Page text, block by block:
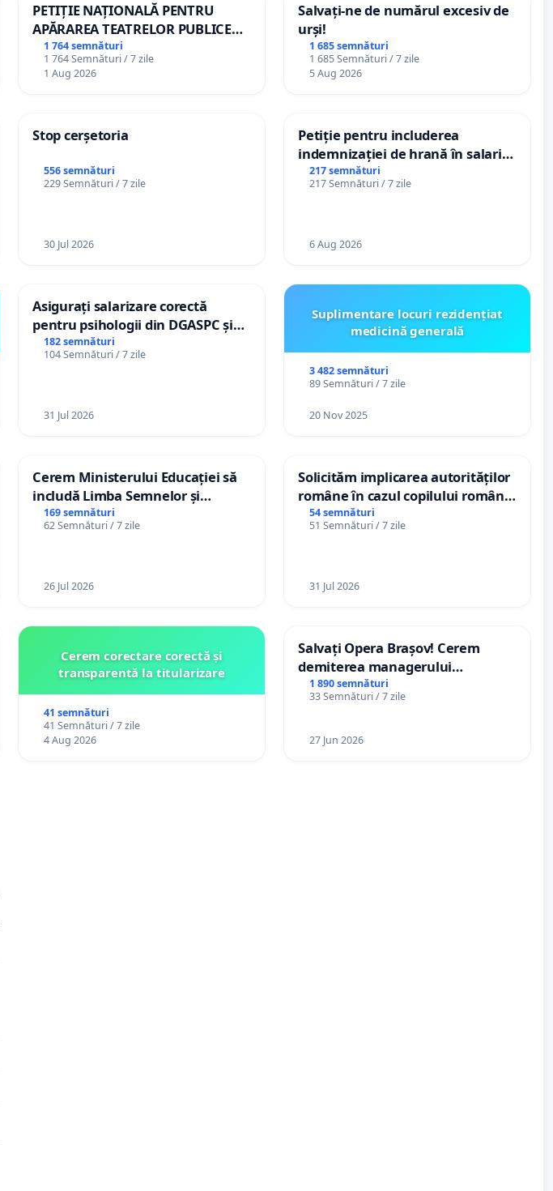
PETIȚIE NAȚIONALĂ PENTRU
APĂRAREA TEATRELOR PUBLICE
DE REPERTORIU DIN ROMÂNIA
1 764 semnături
1 764 Semnături / 7 zile
1 Aug 2026
Salvați-ne de numărul excesiv de
urși!
1 685 semnături
1 685 Semnături / 7 zile
5 Aug 2026
Stop cerșetoria
556 semnături
229 Semnături / 7 zile
30 Jul 2026
Petiție pentru includerea
indemnizației de hrană în salariul
de bază și protejarea gradațiilor
de vechime pentru asistenții
217 semnături
217 Semnături / 7 zile
6 Aug 2026
Asigurați salarizare corectă
pentru psihologii din DGASPC și
spitale
182 semnături
104 Semnături / 7 zile
31 Jul 2026
Suplimentare locuri rezidențiat
medicină generală
3 482 semnături
89 Semnături / 7 zile
20 Nov 2025
Cerem Ministerului Educației să
includă Limba Semnelor și
alfabetul Braille în școlile din
Republica Moldova!
169 semnături
62 Semnături / 7 zile
26 Jul 2026
Solicităm implicarea autorităților
române în cazul copilului român
Wiliam Kristian Gheorghe, aflat în
plasament în Danemarca de 12
54 semnături
51 Semnături / 7 zile
31 Jul 2026
Cerem corectare corectă și
transparentă la titularizare
41 semnături
41 Semnături / 7 zile
4 Aug 2026
Salvați Opera Brașov! Cerem
demiterea managerului
interimar, Petrean Lucian-Marius!
1 890 semnături
33 Semnături / 7 zile
27 Jun 2026